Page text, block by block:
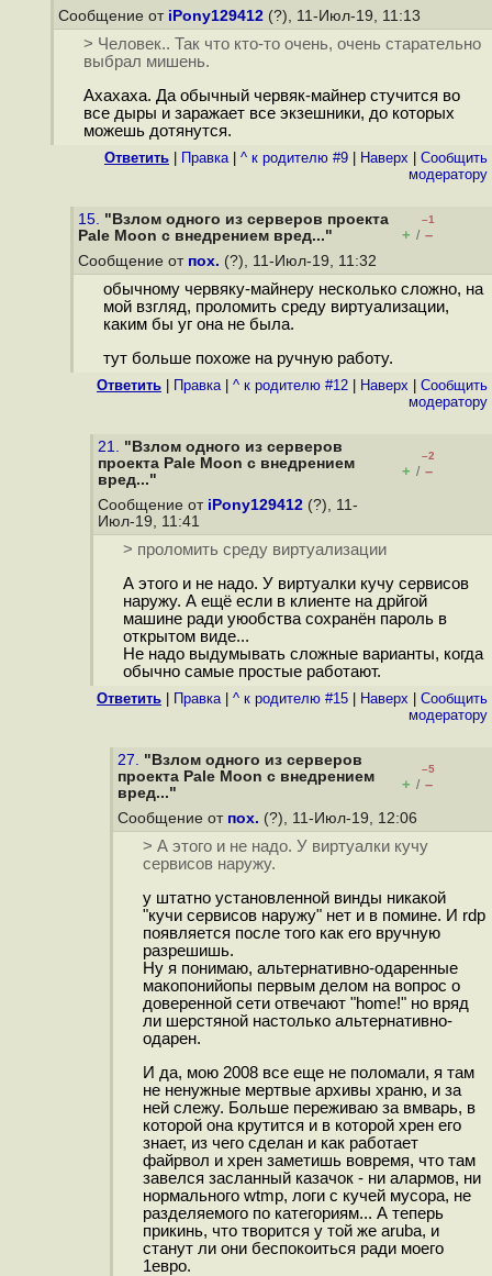
Сообщение от iPony129412 (?), 11-Июл-19, 11:13
> Человек.. Так что кто-то очень, очень старательно
выбрал мишень.
Ахахаха. Да обычный червяк-майнер стучится во
все дыры и заражает все экзешники, до которых
можешь дотянутся.
Ответить Правка| ^ к родителю #9 Наверх
Cообщить
модератору
15. "Взлом одного из серверов проекта
Pale Moon с внедрением вред..."
–1
+ / –
Сообщение от пох. (?), 11-Июл-19, 11:32
обычному червяку-майнеру несколько сложно, на
мой взгляд, проломить среду виртуализации,
каким бы уг она не была.
тут больше похоже на ручную работу.
Ответить Правка| ^ к родителю #12 Наверх
Cообщить
модератору
21. "Взлом одного из серверов
проекта Pale Moon с внедрением
вред..."
–2
+ / –
Сообщение от iPony129412 (?), 11-
Июл-19, 11:41
> проломить среду виртуализации
А этого и не надо. У виртуалки кучу сервисов
наружу. А ещё если в клиенте на дрйгой
машине ради уюобства сохранён пароль в
открытом виде...
Не надо выдумывать сложные варианты, когда
обычно самые простые работают.
Ответить Правка| ^ к родителю #15 Наверх
Cообщить
модератору
27. "Взлом одного из серверов
проекта Pale Moon с внедрением
вред..."
–5
+ / –
Сообщение от пох. (?), 11-Июл-19, 12:06
> А этого и не надо. У виртуалки кучу
сервисов наружу.
у штатно установленной винды никакой
"кучи сервисов наружу" нет и в помине. И rdp
появляется после того как его вручную
разрешишь.
Ну я понимаю, альтернативно-одаренные
макопонийопы первым делом на вопрос о
доверенной сети отвечают "home!" но вряд
ли шерстяной настолько альтернативно-
одарен.
И да, мою 2008 все еще не поломали, я там
не ненужные мертвые архивы храню, и за
ней слежу. Больше переживаю за вмварь, в
которой она крутится и в которой хрен его
знает, из чего сделан и как работает
файрвол и хрен заметишь вовремя, что там
завелся засланный казачок - ни алармов, ни
нормального wtmp, логи с кучей мусора, не
разделяемого по категориям... А теперь
прикинь, что творится у той же aruba, и
станут ли они беспокоиться ради моего
1евро.